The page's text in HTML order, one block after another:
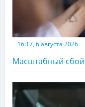
16:17, 6 августа 2026
Масштабный